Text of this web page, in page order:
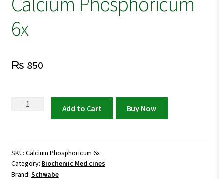
6x
₨ 850
Calcium
Add to Cart Buy Now
SKU: Calcium Phosphoricum 6x
Category: Biochemic Medicines
Brand: Schwabe